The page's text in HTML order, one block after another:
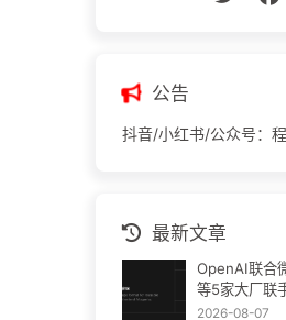
公告
抖音/小红书/公众号：
最新文章
OpenAI联合
等5家大厂联
Plugins：AI
2026-08-07